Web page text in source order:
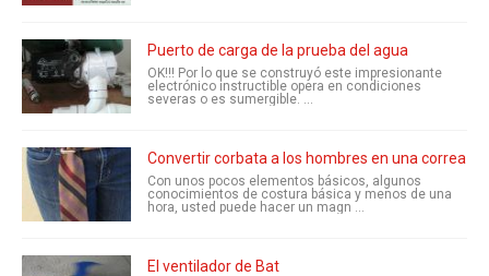
Puerto de carga de la prueba del agua
OK!!! Por lo que se construyó este impresionante
electrónico instructible opera en condiciones
severas o es sumergible. ...
Convertir corbata a los hombres en una correa
Con unos pocos elementos básicos, algunos
conocimientos de costura básica y menos de una
hora, usted puede hacer un magn ...
El ventilador de Bat